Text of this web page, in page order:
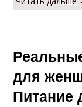
для
Питание